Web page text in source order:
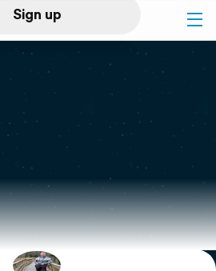
Sign up
Log in